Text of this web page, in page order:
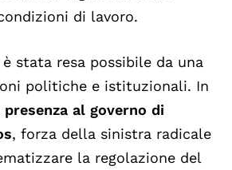
di lavoro.
stata resa possibile da una
politiche e istituzionali. In
presenza al governo di
, forza della sinistra radicale
la regolazione del